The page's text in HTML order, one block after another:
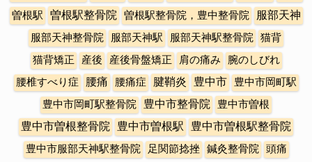
曽根駅 曽根駅整骨院 曽根駅整骨院，豊中整骨院
服部天神
服部天神整骨院
服部天神駅 服部天神駅整骨院 猫背
猫背矯正
産後 産後骨盤矯正 肩の痛み
腕のしびれ
腰椎すべり症
腰痛 腰痛症 腱鞘炎 豊中市
豊中市岡町駅
豊中市岡町駅整骨院
豊中市整骨院 豊中市曽根
豊中市曽根整骨院 豊中市曽根駅
豊中市曽根駅整骨院
豊中市服部天神駅整骨院
足関節捻挫 鍼灸整骨院 頭痛